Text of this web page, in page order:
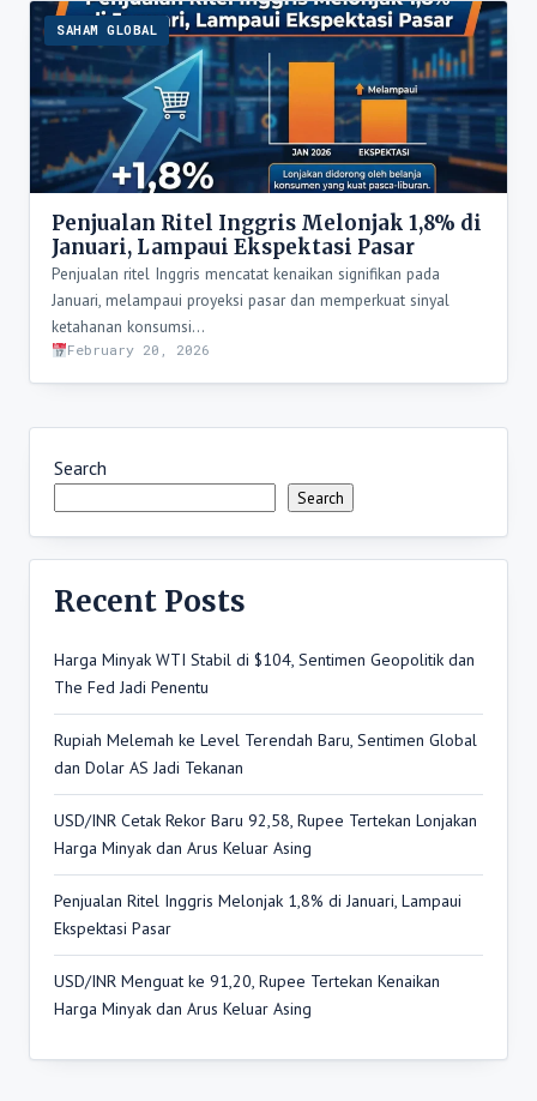
SAHAM GLOBAL
Penjualan Ritel Inggris Melonjak 1,8% di
Januari, Lampaui Ekspektasi Pasar
Penjualan ritel Inggris mencatat kenaikan signifikan pada
Januari, melampaui proyeksi pasar dan memperkuat sinyal
ketahanan konsumsi…
February 20, 2026
Search
Search
Recent Posts
Harga Minyak WTI Stabil di $104, Sentimen Geopolitik dan
The Fed Jadi Penentu
Rupiah Melemah ke Level Terendah Baru, Sentimen Global
dan Dolar AS Jadi Tekanan
USD/INR Cetak Rekor Baru 92,58, Rupee Tertekan Lonjakan
Harga Minyak dan Arus Keluar Asing
Penjualan Ritel Inggris Melonjak 1,8% di Januari, Lampaui
Ekspektasi Pasar
USD/INR Menguat ke 91,20, Rupee Tertekan Kenaikan
Harga Minyak dan Arus Keluar Asing